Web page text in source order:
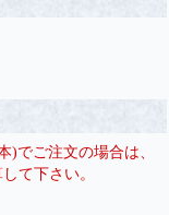
)でご注文の場合は、
て下さい。